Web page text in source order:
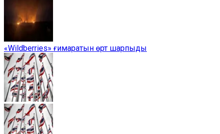
«Wildberries» ғимаратын өрт шарпыды